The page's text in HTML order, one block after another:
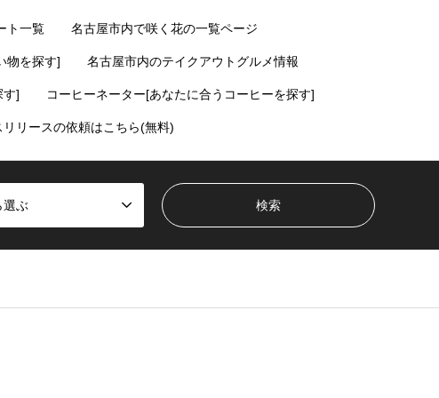
ト一覧 名古屋市内で咲く花の一覧ページ
物を探す] 名古屋市内のテイクアウトグルメ情報
す] コーヒーネーター[あなたに合うコーヒーを探す]
リリースの依頼はこちら(無料)
選ぶ